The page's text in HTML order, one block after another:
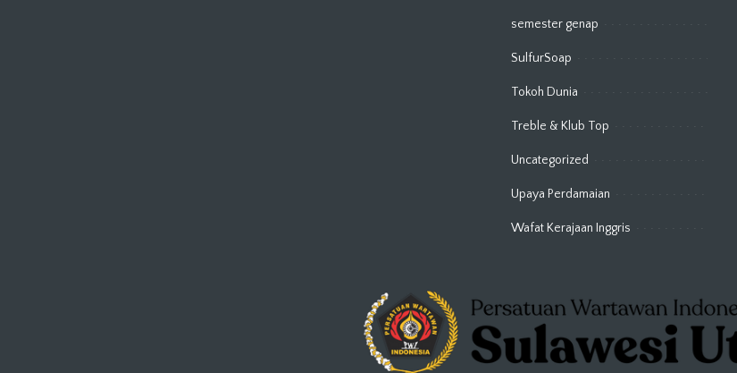
semester genap
SulfurSoap
Tokoh Dunia
Treble & Klub Top
Uncategorized
Upaya Perdamaian
Wafat Kerajaan Inggris